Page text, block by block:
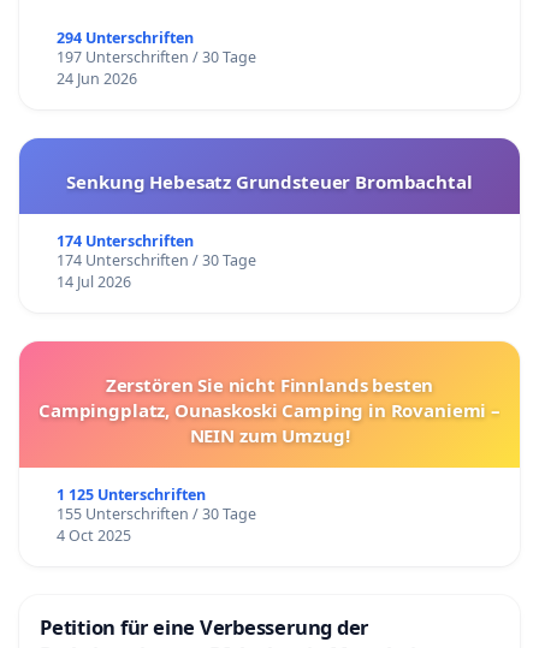
294 Unterschriften
197 Unterschriften / 30 Tage
24 Jun 2026
Senkung Hebesatz Grundsteuer Brombachtal
174 Unterschriften
174 Unterschriften / 30 Tage
14 Jul 2026
Zerstören Sie nicht Finnlands besten
Campingplatz, Ounaskoski Camping in Rovaniemi –
NEIN zum Umzug!
1 125 Unterschriften
155 Unterschriften / 30 Tage
4 Oct 2025
Petition für eine Verbesserung der